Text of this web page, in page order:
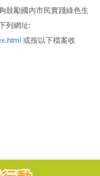
鼓勵國內市民實踐綠色生
列網址:
或按以下檔案收